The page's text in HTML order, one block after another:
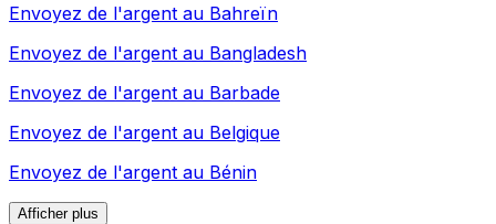
Envoyez de l'argent au Bahreïn
Envoyez de l'argent au Bangladesh
Envoyez de l'argent au Barbade
Envoyez de l'argent au Belgique
Envoyez de l'argent au Bénin
Afficher plus